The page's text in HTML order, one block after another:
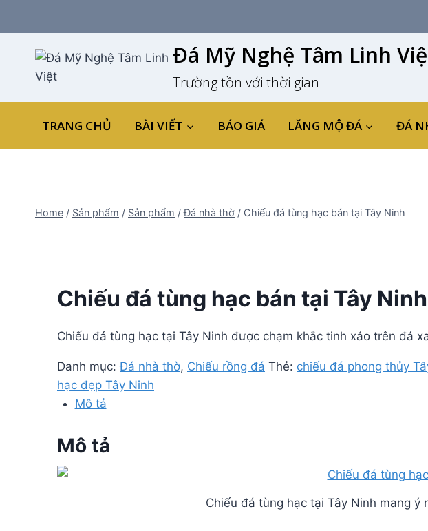
content
Đá Mỹ Nghệ Tâm Linh
Trường tồn với thời gian
TRANG CHỦ BÀI VIẾT BÁO GIÁ LĂNG MỘ ĐÁ ĐÁ
Home / Sản phẩm / Sản phẩm / Đá nhà thờ / Chiếu đá tùng hạc bán tại Tây Ninh
Chiếu đá tùng hạc bán tại Tây Ninh
Chiếu đá tùng hạc tại Tây Ninh được chạm khắc tinh xảo trên đá
Danh mục:Đá nhà thờ, Chiếu rồng đá Thẻ: chiếu đá phong thủy
hạc đẹp Tây Ninh
Mô tả
Mô tả
Chiếu đá tùng hạc tại Tây Ninh mang